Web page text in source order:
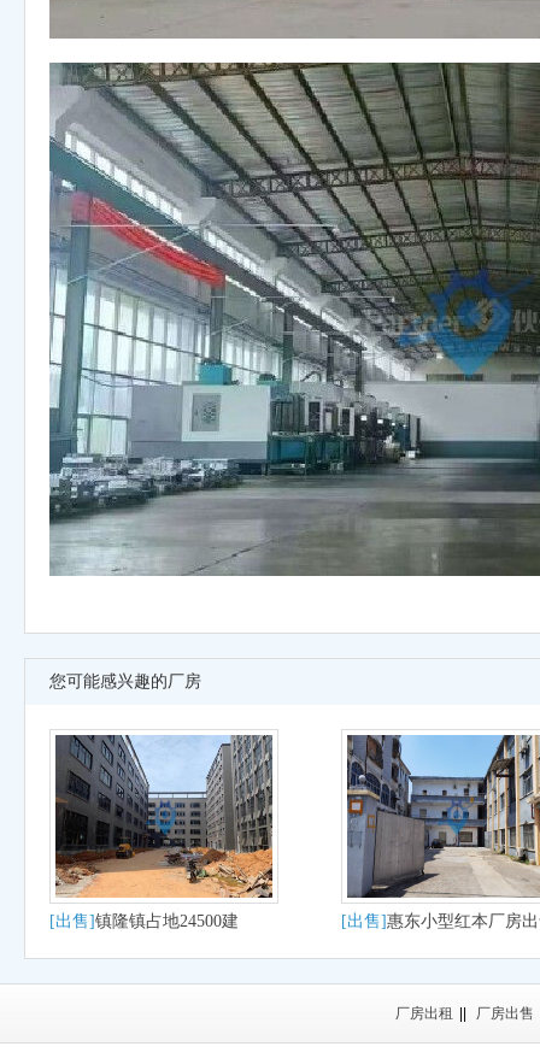
您可能感兴趣的厂房
[出售]镇隆镇占地24500建
56960国有厂房出售
[出售]惠东小型红本厂房
厂房出租 厂房出售